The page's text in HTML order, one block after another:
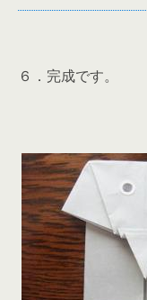
６．完成です。